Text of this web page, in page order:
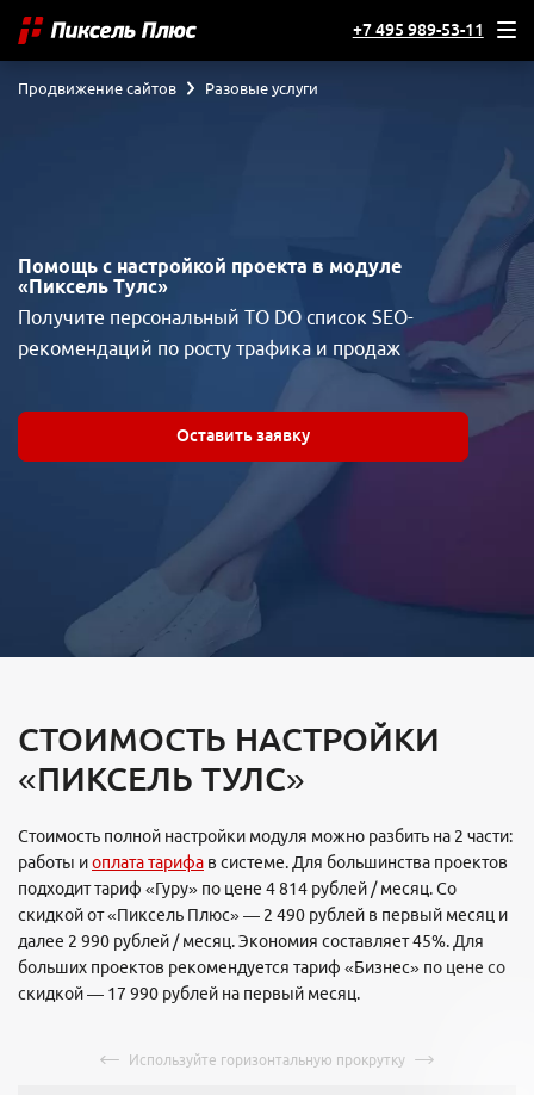
+7 495 989-53-11
Помощь с настройкой проекта в модуле
«Пиксель Тулс»
Получите персональный TO DO список SEO-
рекомендаций по росту трафика и продаж
Оставить заявку
Продвижение сайтов Разовые услуги
СТОИМОСТЬ НАСТРОЙКИ
«ПИКСЕЛЬ ТУЛС»
Стоимость полной настройки модуля можно разбить на 2 части:
работы иоплата тарифа в системе. Для большинства проектов
подходит тариф «Гуру» по цене 4 814 рублей / месяц. Со
скидкой от «Пиксель Плюс» — 2 490 рублей в первый месяц и
далее 2 990 рублей / месяц. Экономия составляет 45%. Для
больших проектов рекомендуется тариф «Бизнес» по цене со
скидкой — 17 990 рублей на первый месяц.